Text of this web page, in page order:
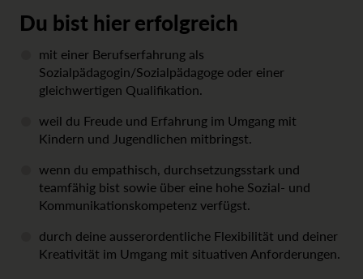
Du bist hier erfolgreich
mit einer Berufserfahrung als
Sozialpädagogin/Sozialpädagoge oder einer
gleichwertigen Qualifikation.
weil du Freude und Erfahrung im Umgang mit
Kindern und Jugendlichen mitbringst.
wenn du empathisch, durchsetzungsstark und
teamfähig bist sowie über eine hohe Sozial- und
Kommunikationskompetenz verfügst.
durch deine ausserordentliche Flexibilität und deiner
Kreativität im Umgang mit situativen Anforderungen.